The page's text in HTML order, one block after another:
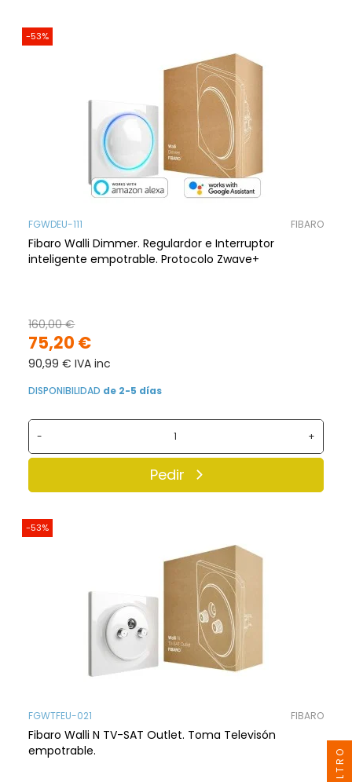
-53%
FGWDEU-111 FIBARO
Fibaro Walli Dimmer. Regulardor e Interruptor
inteligente empotrable. Protocolo Zwave+
75,20 €
160,00 €
90,99 € IVA inc
DISPONIBILIDAD de 2-5 días
- +
Pedir
-53%
FGWTFEU-021 FIBARO
Fibaro Walli N TV-SAT Outlet. Toma Televisón
empotrable.
FILTRO